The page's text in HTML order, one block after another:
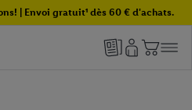
| Envoi gratuit¹ dès 60 € d'achats.